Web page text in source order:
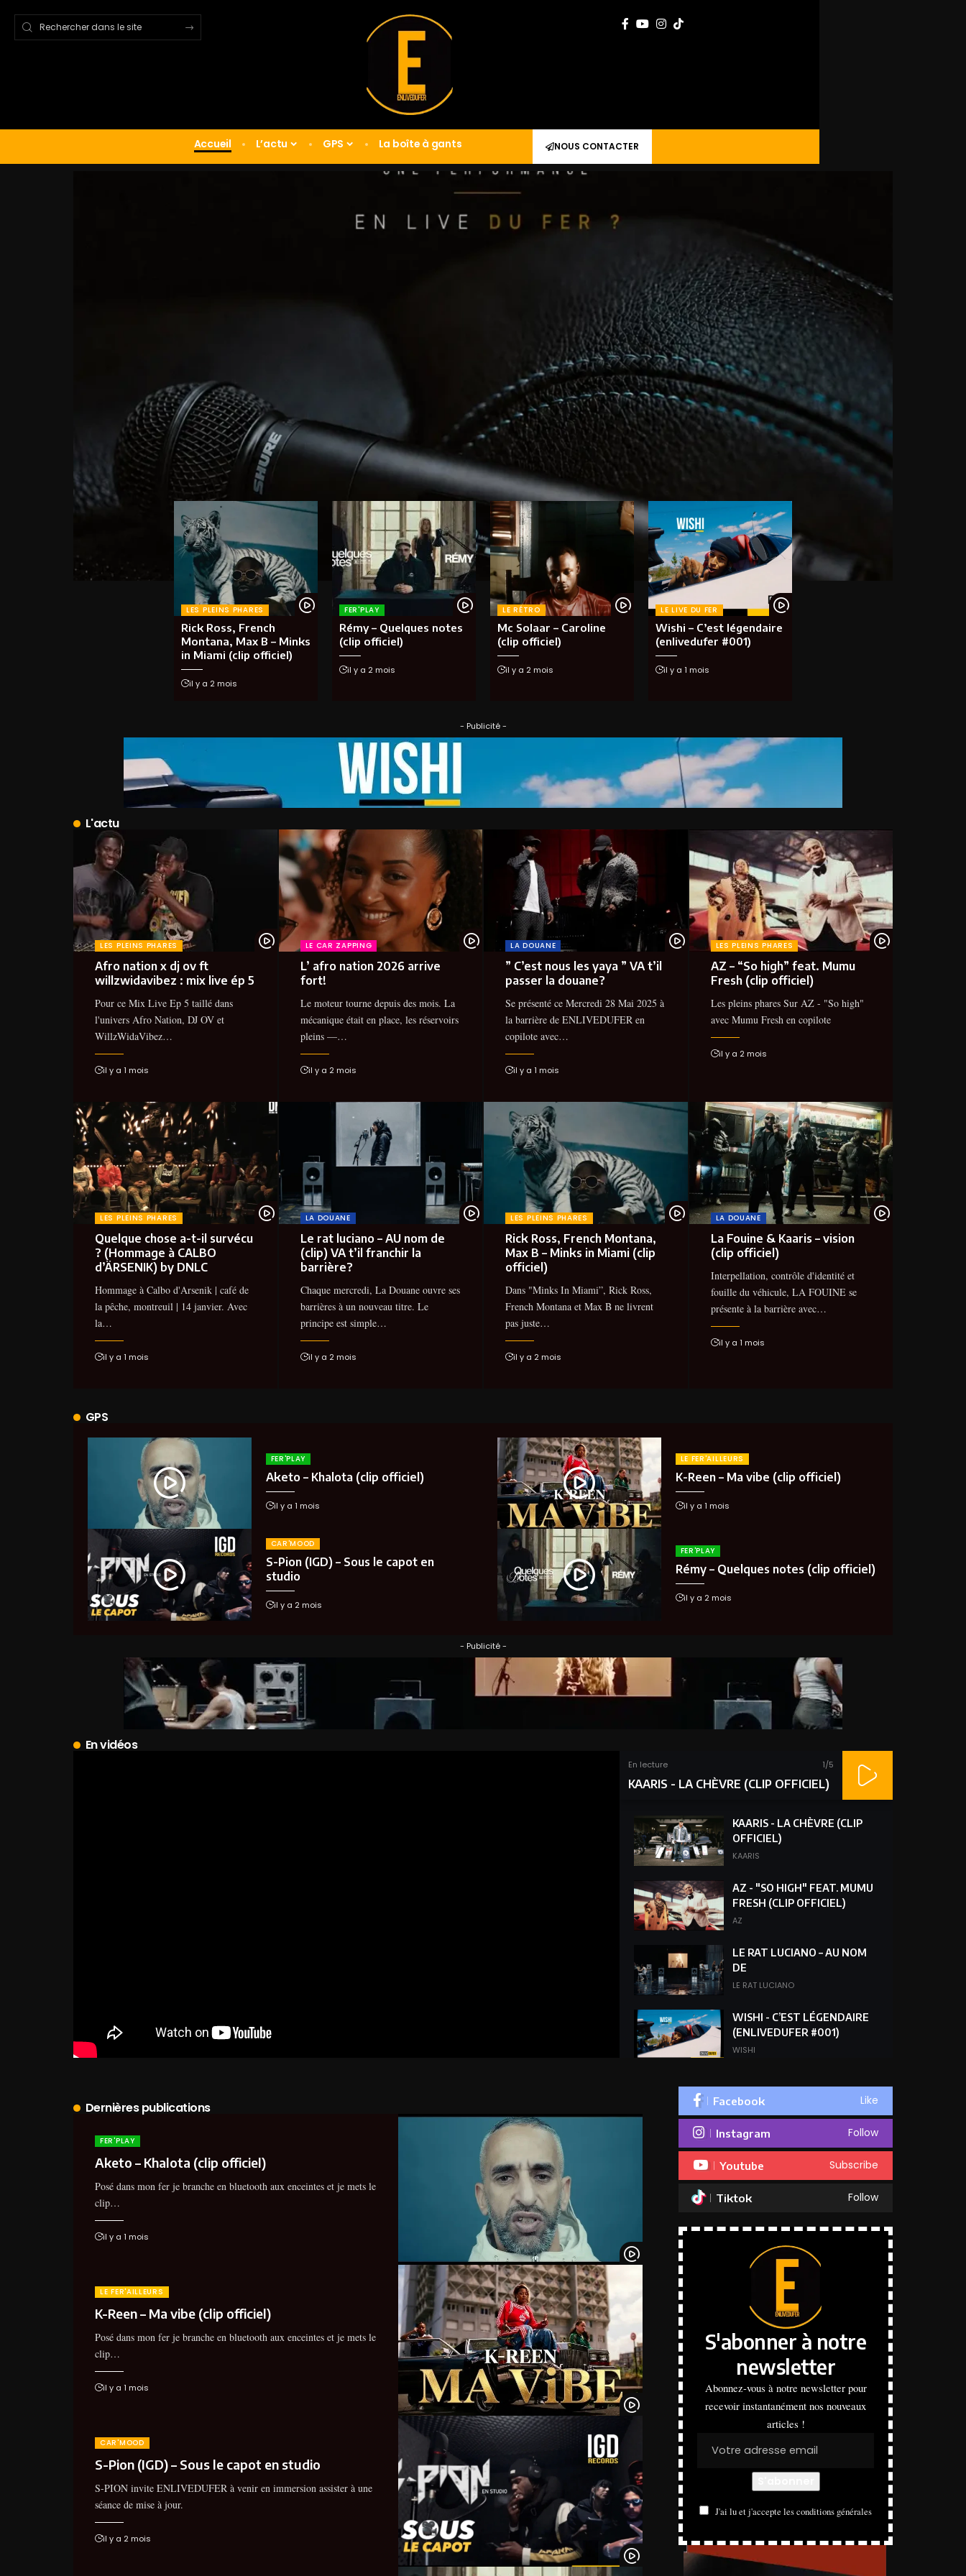
Accueil L’actu GPS La boîte à gants NOUS CONTACTER
LES PLEINS PHARES
Rick Ross, French
Montana, Max B – Minks
in Miami (clip officiel)
il y a 2 mois
FER'PLAY
Rémy – Quelques notes
(clip officiel)
il y a 2 mois
LE RÉTRO
Mc Solaar – Caroline
(clip officiel)
il y a 2 mois
LE LIVE DU FER
Wishi – C’est légendaire
(enlivedufer #001)
il y a 1 mois
- Publicité -
L'actu
LES PLEINS PHARES
Afro nation x dj ov ft
willzwidavibez : mix live ép 5
Pour ce Mix Live Ep 5 taillé dans
l'univers Afro Nation, DJ OV et
WillzWidaVibez…
il y a 1 mois
LE CAR ZAPPING
L’ afro nation 2026 arrive
fort!
Le moteur tourne depuis des mois. La
mécanique était en place, les réservoirs
pleins —…
il y a 2 mois
LA DOUANE
” C’est nous les yaya ” VA t’il
passer la douane?
Se présenté ce Mercredi 28 Mai 2025 à
la barrière de ENLIVEDUFER en
copilote avec…
il y a 1 mois
LES PLEINS PHARES
AZ – “So high” feat. Mumu
Fresh (clip officiel)
Les pleins phares Sur AZ - "So high"
avec Mumu Fresh en copilote
il y a 2 mois
LES PLEINS PHARES
Quelque chose a-t-il survécu
? (Hommage à CALBO
d’‪ÄRSENIK‬) by DNLC
Hommage à Calbo d'Arsenik | café de
la pêche, montreuil | 14 janvier. Avec
la…
il y a 1 mois
LA DOUANE
Le rat luciano – AU nom de
(clip) VA t’il franchir la
barrière?
Chaque mercredi, La Douane ouvre ses
barrières à un nouveau titre. Le
principe est simple…
il y a 2 mois
LES PLEINS PHARES
Rick Ross, French Montana,
Max B – Minks in Miami (clip
officiel)
Dans "Minks In Miami”, Rick Ross,
French Montana et Max B ne livrent
pas juste…
il y a 2 mois
LA DOUANE
La Fouine & Kaaris – vision
(clip officiel)
Interpellation, contrôle d'identité et
fouille du véhicule, LA FOUINE se
présente à la barrière avec…
il y a 1 mois
GPS
FER'PLAY
Aketo – Khalota (clip officiel)
il y a 1 mois
LE FER'AILLEURS
K-Reen – Ma vibe (clip officiel)
il y a 1 mois
CAR'MOOD
S-Pion (IGD) – Sous le capot en
studio
il y a 2 mois
FER'PLAY
Rémy – Quelques notes (clip officiel)
il y a 2 mois
- Publicité -
En vidéos
En lecture 1/5
KAARIS - LA CHÈVRE (CLIP OFFICIEL)
KAARIS - LA CHÈVRE (CLIP
OFFICIEL)
KAARIS
AZ - "SO HIGH" FEAT. MUMU
FRESH (CLIP OFFICIEL)
AZ
LE RAT LUCIANO – AU NOM
DE
LE RAT LUCIANO
WISHI - C’EST LÉGENDAIRE
(ENLIVEDUFER #001)
WISHI
CAPOT EN STUDIO
Enlivedufer
Dernières publications
FER'PLAY
Aketo – Khalota (clip officiel)
Posé dans mon fer je branche en bluetooth aux enceintes et je mets le
clip…
il y a 1 mois
LE FER'AILLEURS
K-Reen – Ma vibe (clip officiel)
Posé dans mon fer je branche en bluetooth aux enceintes et je mets le
clip…
il y a 1 mois
CAR'MOOD
S-Pion (IGD) – Sous le capot en studio
S-PION invite ENLIVEDUFER à venir en immersion assister à une
séance de mise à jour.
il y a 2 mois
Facebook Like
Instagram Follow
Youtube Subscribe
Tiktok Follow
S'abonner à notre
newsletter
Abonnez-vous à notre newsletter pour
recevoir instantanément nos nouveaux
articles !
J'ai lu et j'accepte les conditions générales